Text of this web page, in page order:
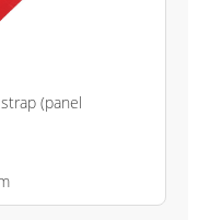
(panel